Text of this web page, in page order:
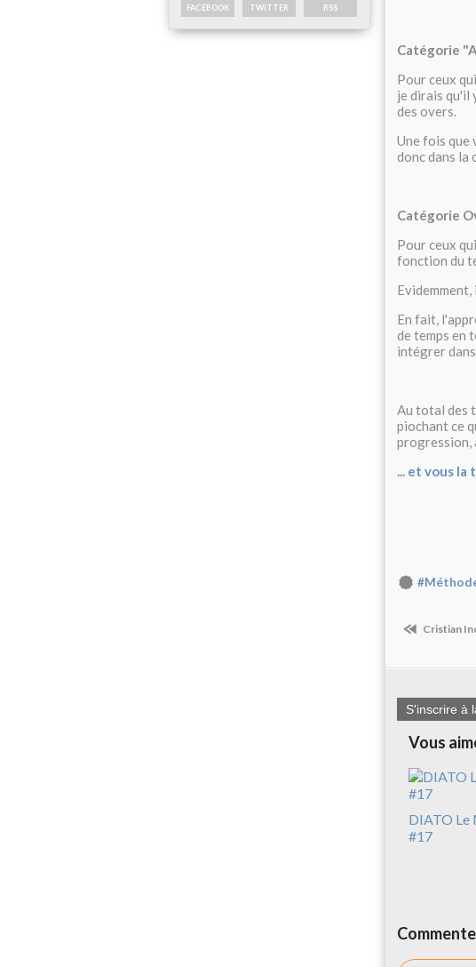
FACEBOOK TWITTER RSS
Catégorie
Pour ceux
je dirais qu'il
des overs.
Une fois que
donc dans la
Catégorie
Pour ceux
fonction du
En fait,
de temps en
intégrer
Au total des
piochant ce
progression,
... et vous la
Cristian
S'inscrire à
Vous
DIATO Le
#17